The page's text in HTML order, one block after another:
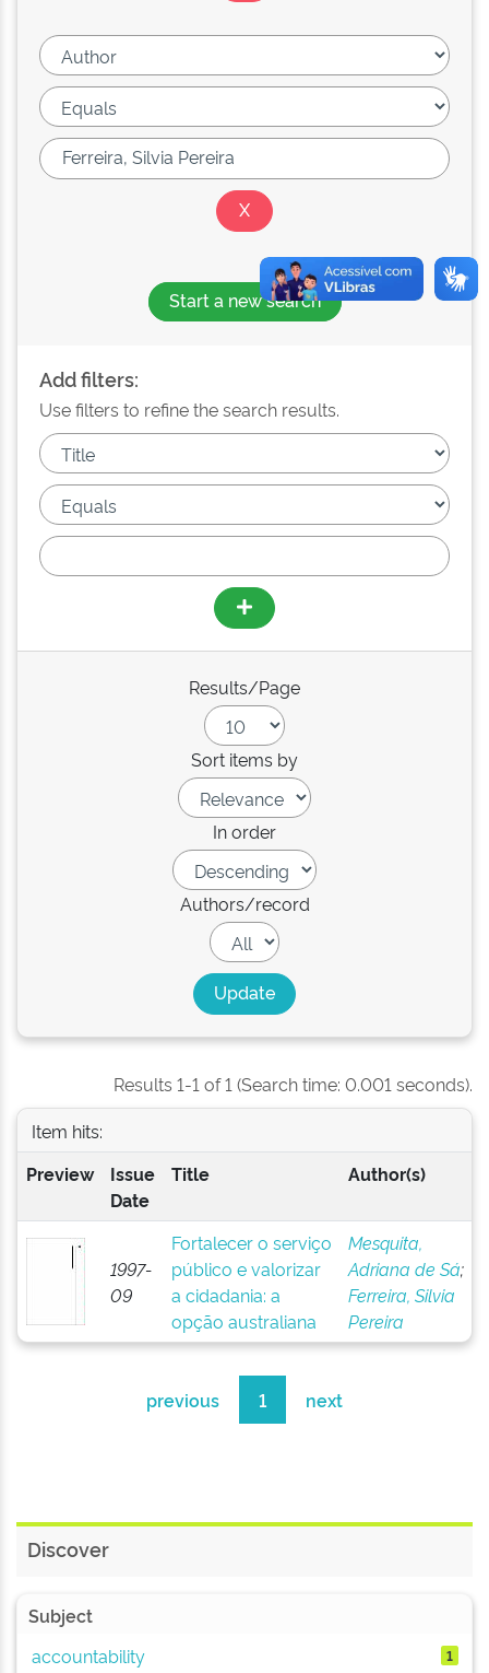
Start a new search
Add filters:
Use filters to refine the search results.
Results/Page
Sort items by
In order
Authors/record
Results 1-1 of 1 (Search time: 0.001 seconds).
Item hits:
Preview
Issue
Date
Title Author(s)
1997-
09
Fortalecer o serviço
público e valorizar
a cidadania: a
opção australiana
Mesquita,
Adriana de Sá;
Ferreira, Silvia
Pereira
previous 1 next
Discover
Subject
accountability
1